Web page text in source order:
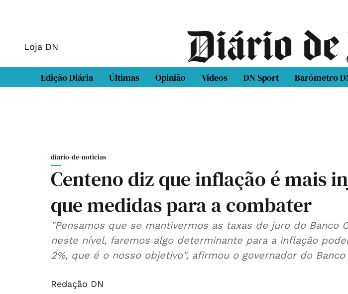
Loja DN
Edição Diária Últimas Opinião Vídeos DN Sport Barómetro
diario-de-noticias
Centeno diz que inflação é mais
que medidas para a combater
"Pensamos que se mantivermos as taxas de juro do Banco
neste nível, faremos algo determinante para a inflação
2%, que é o nosso objetivo", afirmou o governador do Banco
Redação DN